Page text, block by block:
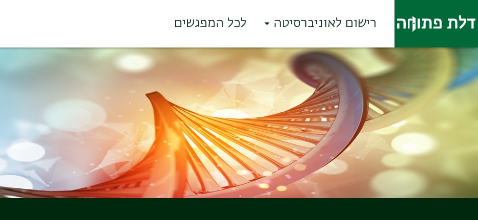
content
רישום לאוניברסיטה לכל המפגשים